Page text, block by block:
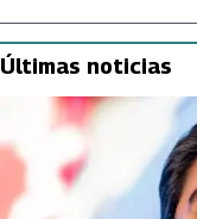
Últimas noticias